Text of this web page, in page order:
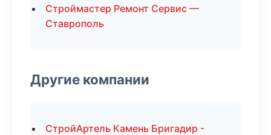
Строймастер Ремонт Сервис —
Ставрополь
Другие компании
СтройАртель Камень Бригадир -